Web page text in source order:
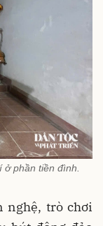
phần tiền đình.
nghệ, trò chơi